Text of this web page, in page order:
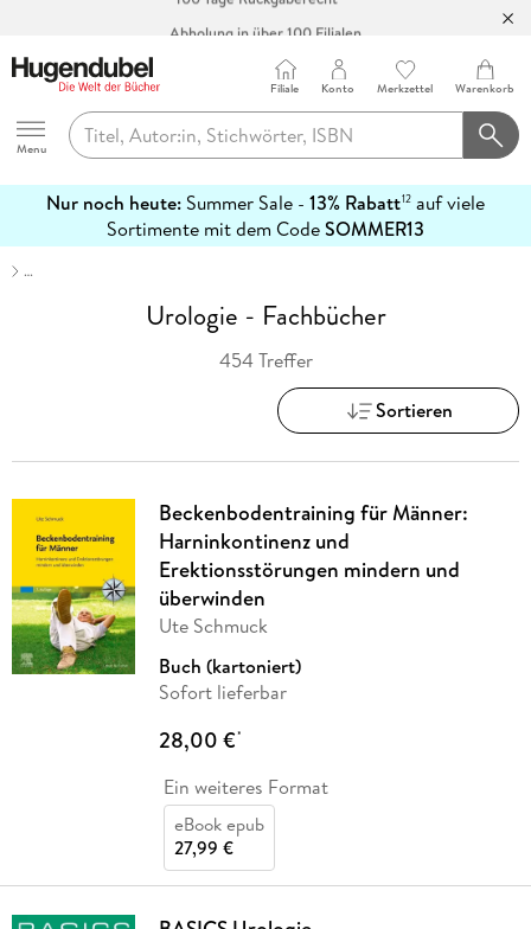
Hugendubel
Menu
Filiale Konto Merkzettel Warenkorb
Nur noch heute: Summer Sale - 13% Rabatt12 auf viele
Sortimente mit dem CodeSOMMER13
erfahren
…
Urologie - Fachbücher
454 Treffer
Sortieren
Beckenbodentraining für Männer:
Harninkontinenz und
Erektionsstörungen mindern und
überwinden
Ute Schmuck
Buch (kartoniert)
Sofort lieferbar
28,00 €*
Ein weiteres Format
eBook epub
27,99 €